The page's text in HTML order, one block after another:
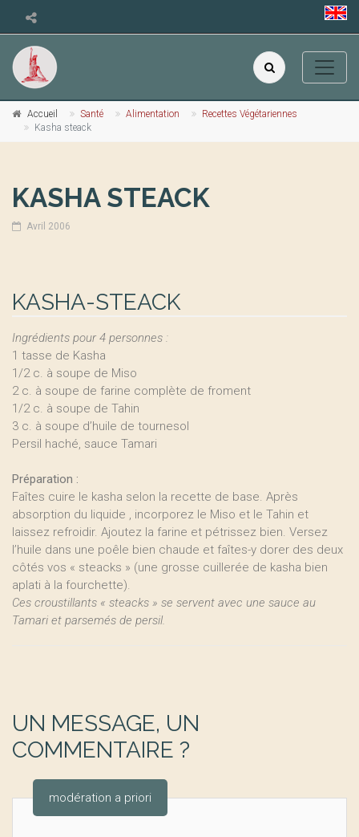
Accueil Santé Alimentation
Recettes Végétariennes
Kasha steack
KASHA STEACK
Avril 2006
KASHA-STEACK
Ingrédients pour 4 personnes :
1 tasse de Kasha
1/2 c. à soupe de Miso
2 c. à soupe de farine complète de froment
1/2 c. à soupe de Tahin
3 c. à soupe d’huile de tournesol
Persil haché, sauce Tamari
Préparation :
Faîtes cuire le kasha selon la recette de base. Après
absorption du liquide , incorporez le Miso et le Tahin et
laissez refroidir. Ajoutez la farine et pétrissez bien. Versez
l’huile dans une poêle bien chaude et faîtes-y dorer des deux
côtés vos « steacks » (une grosse cuillerée de kasha bien
aplati à la fourchette).
Ces croustillants « steacks » se servent avec une sauce au
Tamari et parsemés de persil.
UN MESSAGE, UN
COMMENTAIRE ?
modération a priori